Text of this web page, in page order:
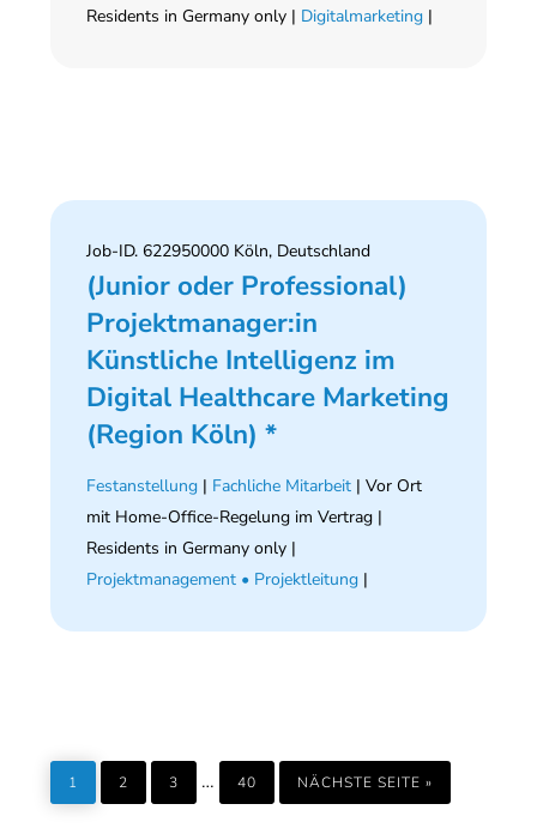
Residents in Germany only | Digitalmarketing |
Job-ID. 622950000 Köln, Deutschland
(Junior oder Professional)
Projektmanager:in
Künstliche Intelligenz im
Digital Healthcare Marketing
(Region Köln) *
Festanstellung | Fachliche Mitarbeit | Vor Ort
mit Home-Office-Regelung im Vertrag |
Residents in Germany only |
Projektmanagement • Projektleitung |
SEITE
1
SEITE
2
SEITE
3
Weggelassene
… SEITE
40 NÄCHSTE SEITE
AUFRUFEN
»